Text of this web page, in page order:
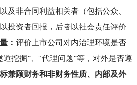
及非合同利益相关者（包括公众、
投资者回报，后者以社会责任评价
： 评价上市公司对内治理环境是否
挖掘”、“代理问题”等，对外是否遵
兼顾财务和非财务性质、内部及外